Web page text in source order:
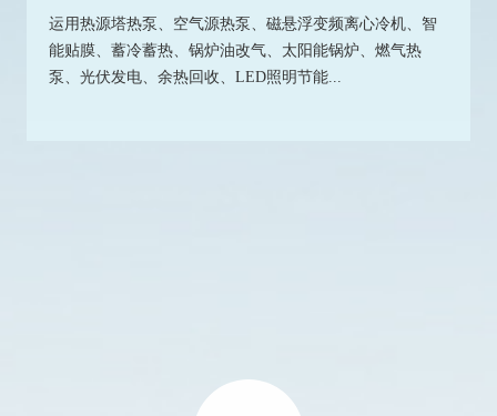
运用热源塔热泵、空气源热泵、磁悬浮变频离心冷机、智
能贴膜、蓄冷蓄热、锅炉油改气、太阳能锅炉、燃气热
泵、光伏发电、余热回收、LED照明节能...